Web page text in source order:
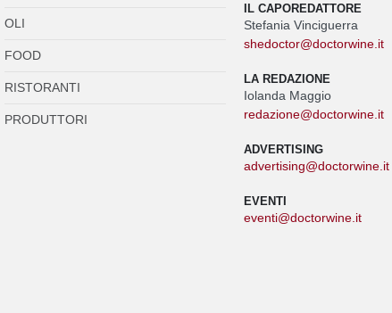
OLI
FOOD
RISTORANTI
PRODUTTORI
IL CAPOREDATTORE
Stefania Vinciguerra
shedoctor@doctorwine.it
LA REDAZIONE
Iolanda Maggio
redazione@doctorwine.it
ADVERTISING
advertising@doctorwine.it
EVENTI
eventi@doctorwine.it